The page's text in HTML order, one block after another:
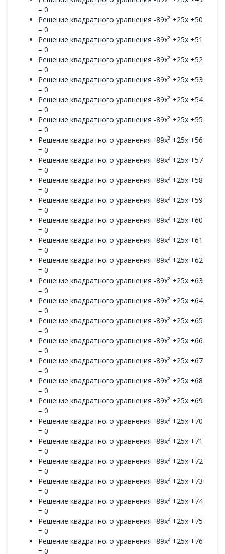
= 0
Решение квадратного уравнения -89x² +25x +50
= 0
Решение квадратного уравнения -89x² +25x +51
= 0
Решение квадратного уравнения -89x² +25x +52
= 0
Решение квадратного уравнения -89x² +25x +53
= 0
Решение квадратного уравнения -89x² +25x +54
= 0
Решение квадратного уравнения -89x² +25x +55
= 0
Решение квадратного уравнения -89x² +25x +56
= 0
Решение квадратного уравнения -89x² +25x +57
= 0
Решение квадратного уравнения -89x² +25x +58
= 0
Решение квадратного уравнения -89x² +25x +59
= 0
Решение квадратного уравнения -89x² +25x +60
= 0
Решение квадратного уравнения -89x² +25x +61
= 0
Решение квадратного уравнения -89x² +25x +62
= 0
Решение квадратного уравнения -89x² +25x +63
= 0
Решение квадратного уравнения -89x² +25x +64
= 0
Решение квадратного уравнения -89x² +25x +65
= 0
Решение квадратного уравнения -89x² +25x +66
= 0
Решение квадратного уравнения -89x² +25x +67
= 0
Решение квадратного уравнения -89x² +25x +68
= 0
Решение квадратного уравнения -89x² +25x +69
= 0
Решение квадратного уравнения -89x² +25x +70
= 0
Решение квадратного уравнения -89x² +25x +71
= 0
Решение квадратного уравнения -89x² +25x +72
= 0
Решение квадратного уравнения -89x² +25x +73
= 0
Решение квадратного уравнения -89x² +25x +74
= 0
Решение квадратного уравнения -89x² +25x +75
= 0
Решение квадратного уравнения -89x² +25x +76
= 0